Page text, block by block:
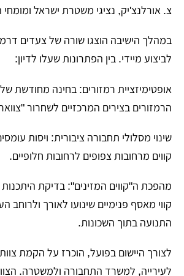
צ. אורלנצ'יק, נציגי משטרת ישראל
​במהלך הישיבה הוצגו שורה של צעדים
לביצוע מיידי. בין הפתרונות שעלו לדיון:
​אופטימיזציית רמזורים: בחינה מחודשת
הרמזורים בצירים המרכזיים לשחרור
​שינוי מסלולי תחבורה ציבורית: ויסות
קווים מרחובות צפופים לרחובות חלופיים.
​מהפכת ה"קווים המזינים": בדיקת
קווי מאסף פנימיים שינועו לאורך ולרוחב
התנועה בתוך השכונות.
​לצורך היישום בפועל, הוכרז על הקמת
לעירייה, למשרד התחבורה ולמשטרה.